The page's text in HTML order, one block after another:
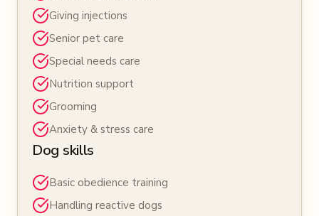
Giving injections
Senior pet care
Special needs care
Nutrition support
Grooming
Anxiety & stress care
Dog skills
Basic obedience training
Handling reactive dogs